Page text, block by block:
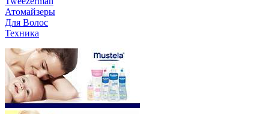
Атомайзеры
Для Волос
Техника